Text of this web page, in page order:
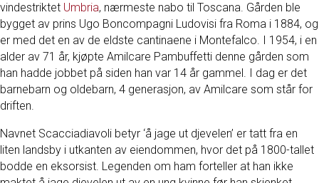
vindestriktet Umbria, nærmeste nabo til Toscana. Gården ble
bygget av prins Ugo Boncompagni Ludovisi fra Roma i 1884, og
er med det en av de eldste cantinaene i Montefalco. I 1954, i en
alder av 71 år, kjøpte Amilcare Pambuffetti denne gården som
han hadde jobbet på siden han var 14 år gammel. I dag er det
barnebarn og oldebarn, 4 generasjon, av Amilcare som står for
driften.
Navnet Scacciadiavoli betyr ‘å jage ut djevelen’ er tatt fra en
liten landsby i utkanten av eiendommen, hvor det på 1800-tallet
bodde en eksorsist. Legenden om ham forteller at han ikke